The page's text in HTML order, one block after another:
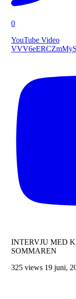
0
YouTube Video
INTERVJU MED
SOMMAREN
325 views 19 juni,